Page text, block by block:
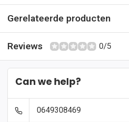
Gerelateerde producten
Reviews 0/5
Can we help?
0649308469